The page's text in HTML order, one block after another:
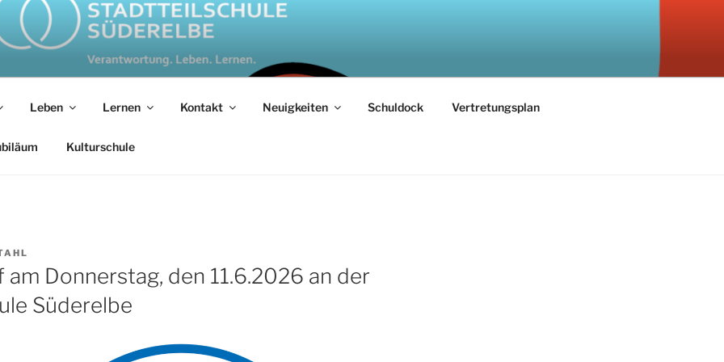
Hamburg
Leben Lernen Kontakt Neuigkeiten Schuldock Vertretungsplan
Kulturschule
am Donnerstag, den 11.6.2026 an der
Süderelbe